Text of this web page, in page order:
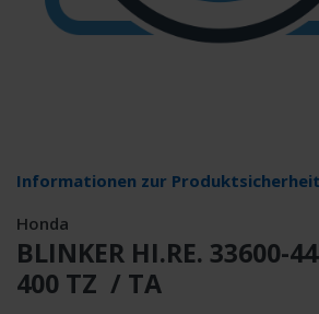
Informationen zur Produktsicherheit
Honda
BLINKER HI.RE. 33600-
400 TZ / TA